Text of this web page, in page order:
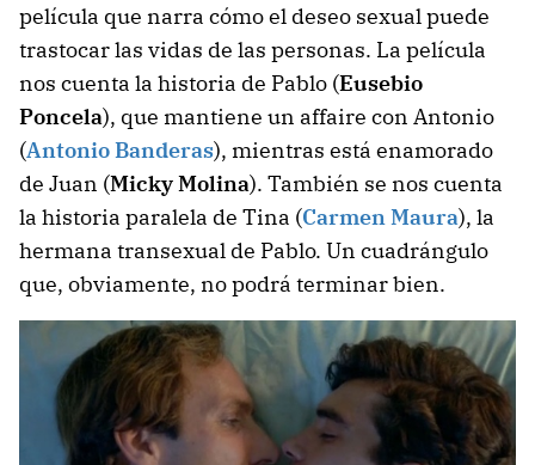
película que narra cómo el deseo sexual puede
trastocar las vidas de las personas. La película
nos cuenta la historia de Pablo (Eusebio
Poncela), que mantiene un affaire con Antonio
(Antonio Banderas), mientras está enamorado
de Juan (Micky Molina). También se nos cuenta
la historia paralela de Tina (Carmen Maura), la
hermana transexual de Pablo. Un cuadrángulo
que, obviamente, no podrá terminar bien.